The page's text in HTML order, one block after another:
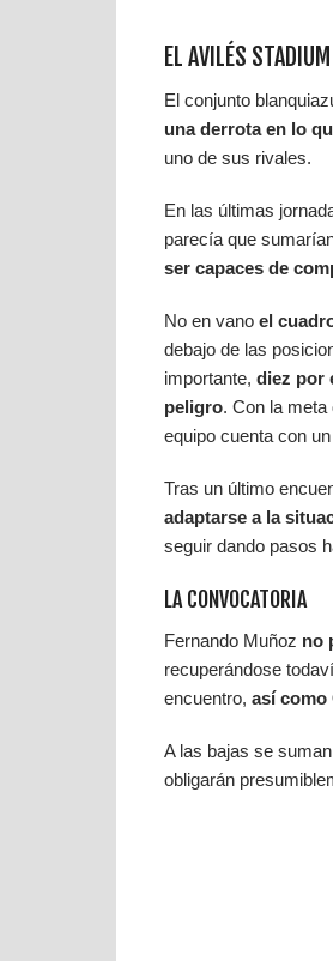
EL AVILÉS STADIUM
El conjunto
una derrota en lo
uno de sus rivales.
En las últimas
parecía que
ser capaces de
No en vano el
debajo de las
importante, diez por
peligro. Con la
equipo cuenta con
Tras un último
adaptarse a la
seguir dando pasos
LA CONVOCATORIA
Fernando Muñoz no
recuperándose
encuentro, así como
A las bajas se suman
obligarán